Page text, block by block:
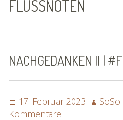
SoSo | Sofasophia
Kontakt
Spenden
Die Projekte
Die Rheinreise
FLUSSNOTEN
NACHGEDANKEN II |
Posted
on
17. Februar 2023 Author
SoSo
Kommentarezu